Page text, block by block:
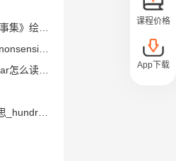
《迪士尼公主心灵成长故事集》绘本简介
nonsensical是什么意思_nonsensical怎么读_音标nɒnˈsensɪkl
hangar是什么意思_hangar怎么读_音标ˈhæŋə(r)
hundredweight是什么意思_hundredweight怎么读_音标'hʌndrədweɪt
课程价格
App下载